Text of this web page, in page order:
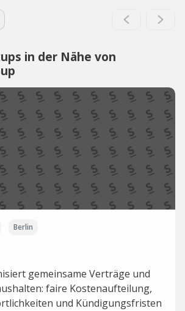
in der Nähe von
Berlin
gemeinsame Verträge und
faire Kostenaufteilung,
und Kündigungsfristen